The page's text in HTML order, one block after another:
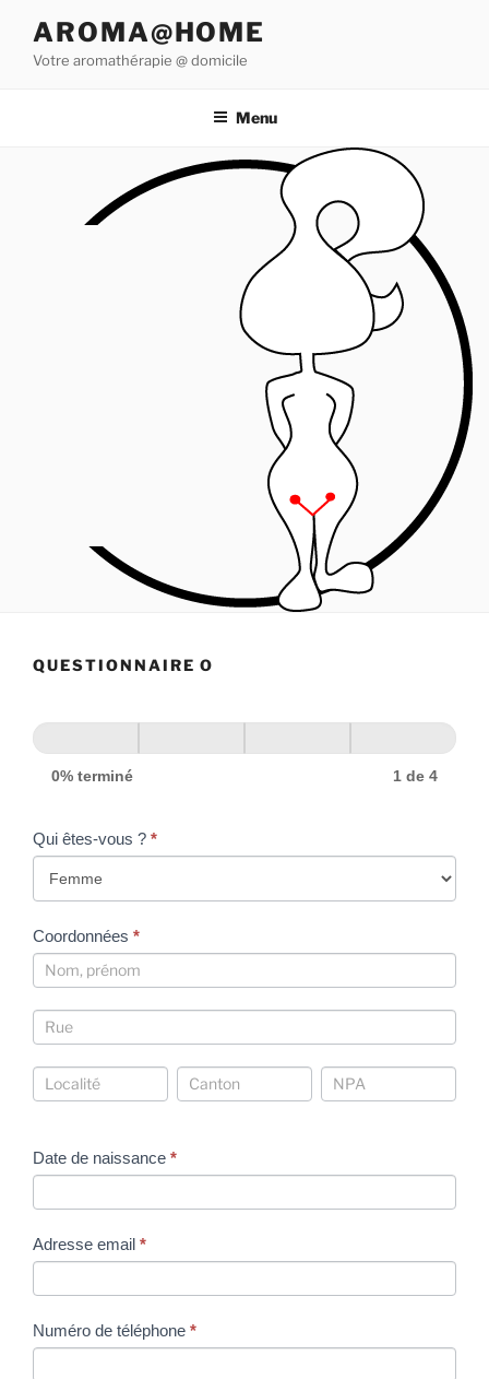
contenu
AROMA@HOME
Votre aromathérapie @ domicile
Menu
QUESTIONNAIRE O
0% terminé 1 de 4
Qui êtes-vous ? *
Coordonnées *
Coordonnées
Coordonnées
Coordonnées Coordonnées Coordonnées
Date de naissance *
Adresse email *
Numéro de téléphone *